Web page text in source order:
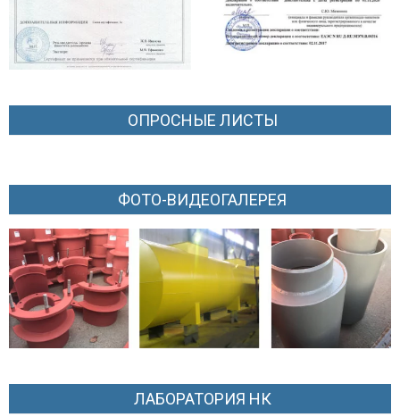
ОПРОСНЫЕ ЛИСТЫ
ФОТО-ВИДЕОГАЛЕРЕЯ
ЛАБОРАТОРИЯ НК